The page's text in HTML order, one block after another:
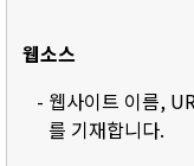
웹소스
- 웹사이트 이름,
를 기재합니다.